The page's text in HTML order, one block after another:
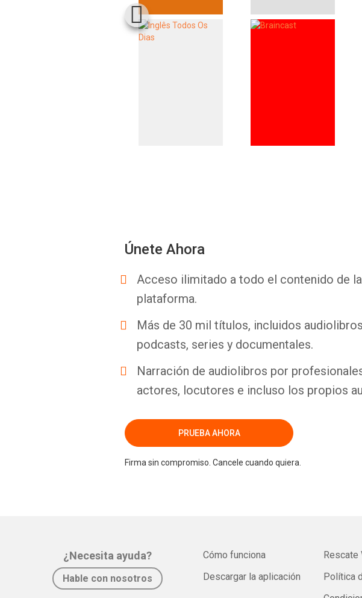
Únete Ahora
Acceso ilimitado a todo el contenido de la
plataforma.
Más de 30 mil títulos, incluidos
podcasts, series y documentales.
Narración de audiolibros por
actores, locutores e incluso los propios
PRUEBA AHORA
Firma sin compromiso. Cancele cuando quiera.
¿Necesita ayuda?
Hable con nosotros
Cómo funciona
Descargar la aplicación
Rescate
Política